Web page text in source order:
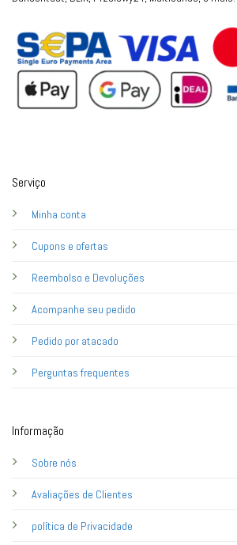
Serviço
Minha conta
Cupons e ofertas
Reembolso e Devoluções
Acompanhe seu pedido
Pedido por atacado
Perguntas frequentes
Informação
Sobre nós
Avaliações de Clientes
política de Privacidade